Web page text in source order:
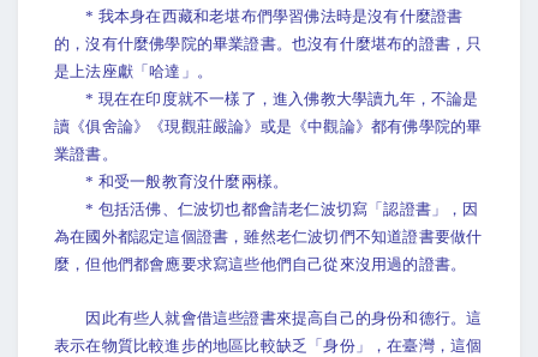
* 我本身在西藏和老堪布們學習佛法時是沒有什麼證書
的，沒有什麼佛學院的畢業證書。也沒有什麼堪布的證書，只
是上法座獻「哈達」。
* 現在在印度就不一樣了，進入佛教大學讀九年，不論是
讀《俱舍論》《現觀莊嚴論》或是《中觀論》都有佛學院的畢
業證書。
* 和受一般教育沒什麼兩樣。
* 包括活佛、仁波切也都會請老仁波切寫「認證書」，因
為在國外都認定這個證書，雖然老仁波切們不知道證書要做什
麼，但他們都會應要求寫這些他們自己從來沒用過的證書。
因此有些人就會借這些證書來提高自己的身份和德行。這
表示在物質比較進步的地區比較缺乏「身份」，在臺灣，這個